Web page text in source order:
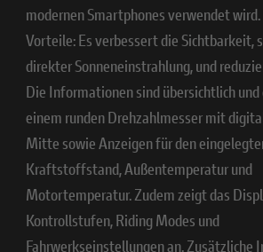
modernen Smartphones verwendet
Vorteile: Es verbessert die Sichtbarkeit,
direkter Sonneneinstrahlung, und
Die Informationen sind übersichtlich
einem runden Drehzahlmesser mit
Mitte sowie Anzeigen für den
Kraftstoffstand, Außentemperatur und
Motortemperatur. Zudem zeigt das
Kontrollstufen, Riding Modes und
Fahrwerkseinstellungen an. Zusätzliche